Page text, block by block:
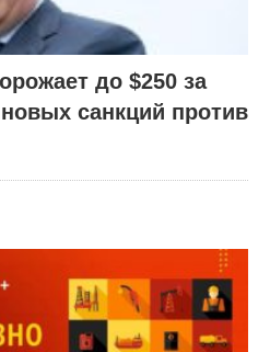
до $250 за
санкций против